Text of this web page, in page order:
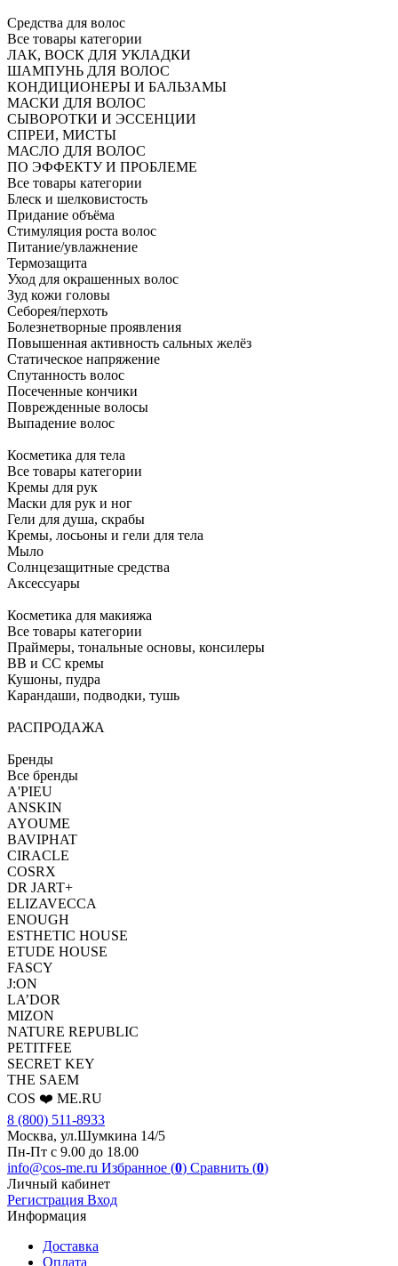
Средства для волос
Все товары категории
ЛАК, ВОСК ДЛЯ УКЛАДКИ
ШАМПУНЬ ДЛЯ ВОЛОС
КОНДИЦИОНЕРЫ И БАЛЬЗАМЫ
МАСКИ ДЛЯ ВОЛОС
СЫВОРОТКИ И ЭССЕНЦИИ
СПРЕИ, МИСТЫ
МАСЛО ДЛЯ ВОЛОС
ПО ЭФФЕКТУ И ПРОБЛЕМЕ
Все товары категории
Блеск и шелковистость
Придание объёма
Стимуляция роста волос
Питание/увлажнение
Термозащита
Уход для окрашенных волос
Зуд кожи головы
Себорея/перхоть
Болезнетворные проявления
Повышенная активность сальных желёз
Статическое напряжение
Спутанность волос
Посеченные кончики
Поврежденные волосы
Выпадение волос
Косметика для тела
Все товары категории
Кремы для рук
Маски для рук и ног
Гели для душа, скрабы
Кремы, лосьоны и гели для тела
Мыло
Солнцезащитные средства
Аксессуары
Косметика для макияжа
Все товары категории
Праймеры, тональные основы, консилеры
BB и CC кремы
Кушоны, пудра
Карандаши, подводки, тушь
РАСПРОДАЖА
Бренды
Все бренды
A'PIEU
ANSKIN
AYOUME
BAVIPHAT
CIRACLE
COSRX
DR JART+
ELIZAVECCA
ENOUGH
ESTHETIC HOUSE
ETUDE HOUSE
FASCY
J:ON
LA’DOR
MIZON
NATURE REPUBLIC
PETITFEE
SEСRET KEY
THE SAEM
COS ❤️ ME.RU
8 (800) 511-8933
Москва, ул.Шумкина 14/5
Пн-Пт с 9.00 до 18.00
info@cos-me.ru Избранное (0) Сравнить (0)
Личный кабинет
Регистрация Вход
Информация
Доставка
Оплата